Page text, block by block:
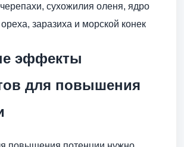
сухожилия оленя, ядро
ореха, заразиха и морской конек
эффекты
для повышения